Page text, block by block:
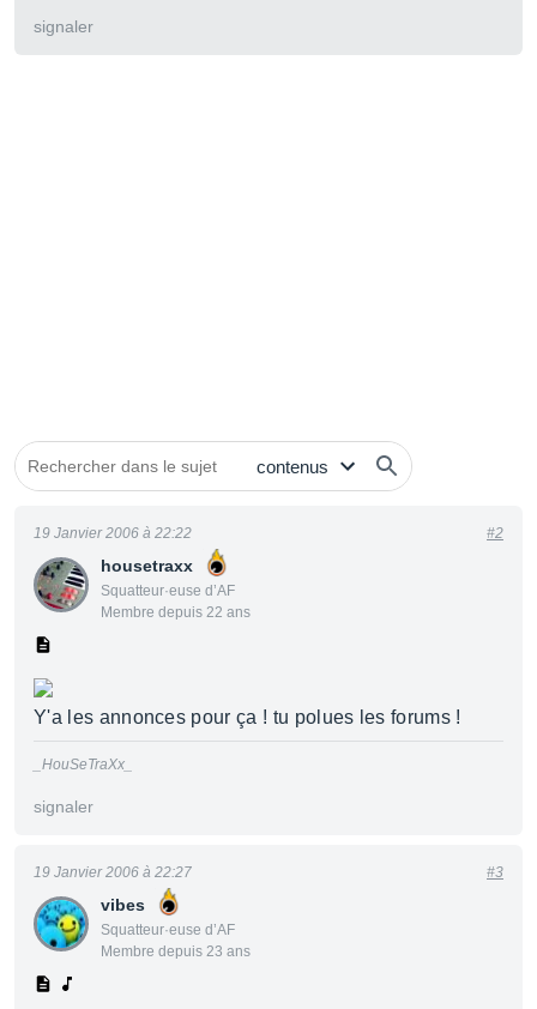
signaler
housetraxx
Squatteur·euse d’AF
Membre depuis 22 ans
19 Janvier 2006 à 22:22 #2
Y'a les annonces pour ça ! tu polues les forums !
_HouSeTraXx_
signaler
vibes
Squatteur·euse d’AF
Membre depuis 23 ans
19 Janvier 2006 à 22:27 #3